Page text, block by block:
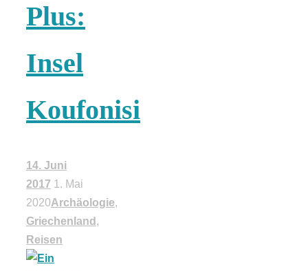
Plus:
Insel
Koufonisi
14. Juni
2017 1. Mai
2020Archäologie,
Griechenland ,
Reisen
Kotopoulo